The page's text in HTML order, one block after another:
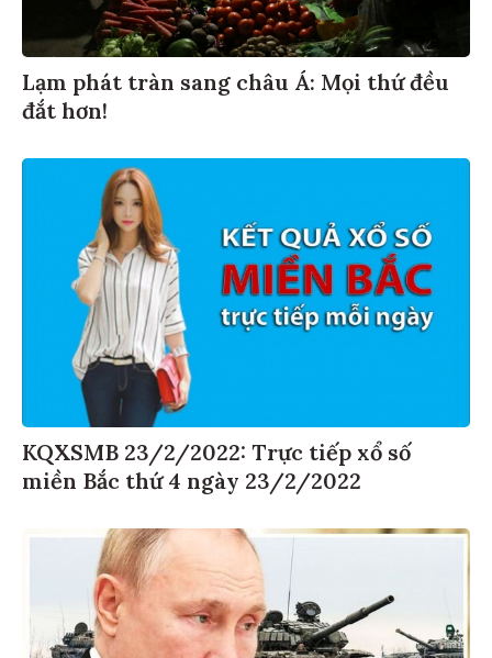
Lạm phát tràn sang châu Á: Mọi thứ đều
đắt hơn!
KQXSMB 23/2/2022: Trực tiếp xổ số
miền Bắc thứ 4 ngày 23/2/2022